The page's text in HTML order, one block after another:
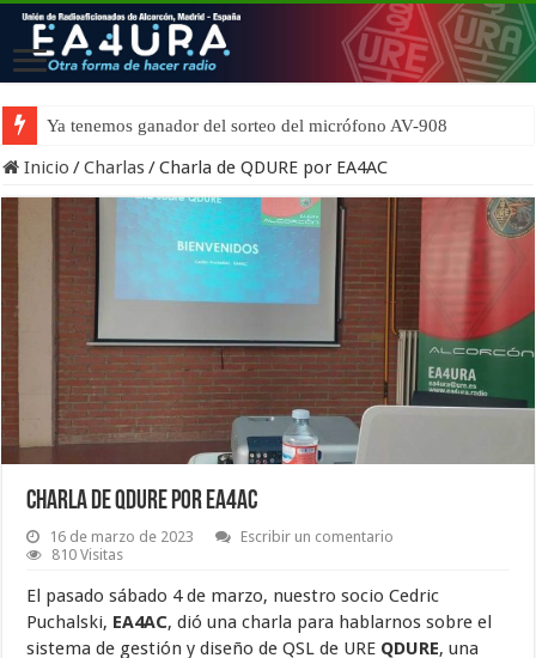
Ya tenemos ganador del sorteo del micrófono AV-908
Inicio /Charlas/Charla de QDURE por EA4AC
Charla de QDURE por EA4AC
16 de marzo de 2023
Escribir un comentario
810 Visitas
El pasado sábado 4 de marzo, nuestro socio Cedric
Puchalski, EA4AC, dió una charla para hablarnos sobre el
sistema de gestión y diseño de QSL de URE QDURE, una